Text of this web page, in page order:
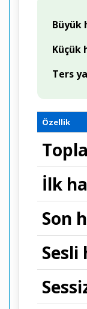
Büyük
Küçük
Ters
Özellik
İlk
Son
Sesli